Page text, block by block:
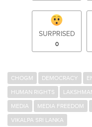
SURPRISED
0
CHOGM DEMOCRACY
HUMAN RIGHTS
MEDIA
MEDIA FREEDOM
VIKALPA SRI LANKA